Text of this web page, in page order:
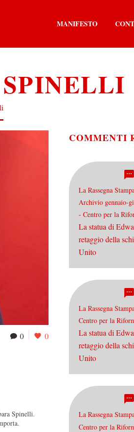
MANIFESTO
0 0
Spinelli.
COMMENTI
La Rassegna
Archivio gennaio-
- Centro per la
La statua di
retaggio della
Unito
La Rassegna
Centro per la
La statua di
retaggio della
Unito
La Rassegna
Centro per la